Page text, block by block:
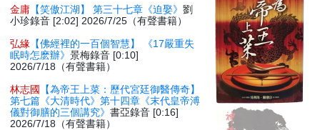
金庸 【笑傲江湖】 第三十七章《迫娶》劉
小珍錄音 [2:02] 2026/7/25（有聲書籍）
弘緣 【佛經裡的一百個智慧】 《17嚴重失
眠時怎麽辦》景梅錄音 [0:10]
2026/7/18（有聲書籍）
林志國
【為帝王上菜：歷代宮廷御醫傳奇】
第七篇《大清時代》第十四章《末代皇帝溥
儀對御膳的三個講究》書亞錄音 [0:16]
2026/7/18（有聲書籍）